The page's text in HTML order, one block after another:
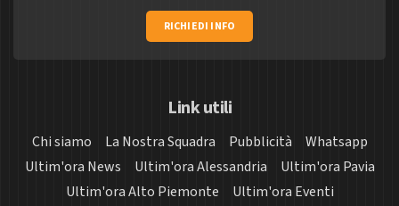
RICHIEDI INFO
Link utili
Chi siamo La Nostra Squadra Pubblicità
Whatsapp
Ultim'ora News
Ultim'ora Alessandria
Ultim'ora Pavia
Ultim'ora Alto Piemonte
Ultim'ora Eventi